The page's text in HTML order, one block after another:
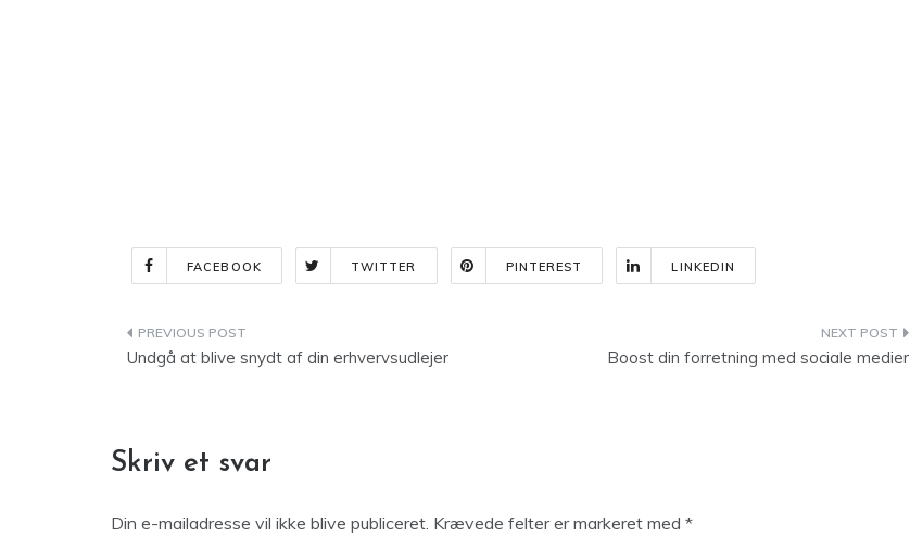
FACEBOOK TWITTER PINTEREST LINKEDIN
Indlægsnavigation
Undgå at blive snydt af din erhvervsudlejer Boost din forretning med sociale medier
Skriv et svar
Din e-mailadresse vil ikke blive publiceret. Krævede felter er markeret med *